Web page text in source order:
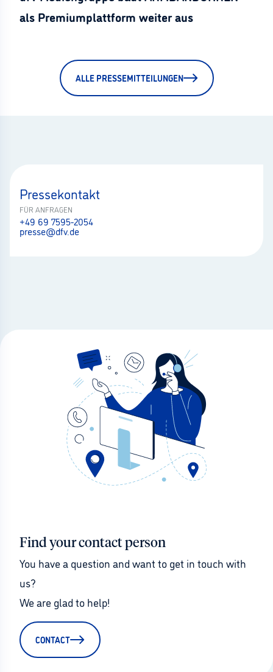
als Premiumplattform weiter aus
ALLE PRESSEMITTEILUNGEN
Pressekontakt
FÜR ANFRAGEN
+49 69 7595-2054
presse@dfv.de
Find your contact person
You have a question and want to get in touch with
us?
We are glad to help!
CONTACT